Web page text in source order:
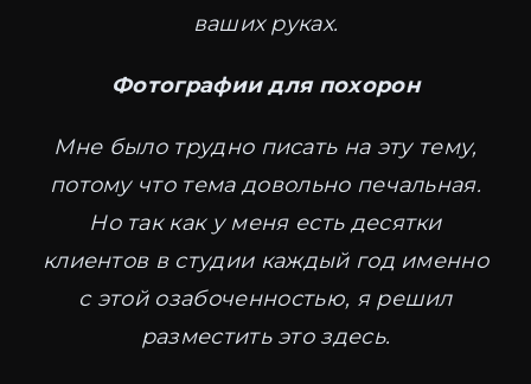
ваших руках.
Фотографии для похорон
Мне было трудно писать на эту тему,
потому что тема довольно печальная.
Но так как у меня есть десятки
клиентов в студии каждый год именно
с этой озабоченностью, я решил
разместить это здесь.